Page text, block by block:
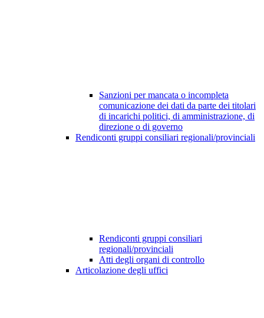
Sanzioni per mancata o incompleta
comunicazione dei dati da parte dei titolari
di incarichi politici, di amministrazione, di
direzione o di governo
Rendiconti gruppi consiliari regionali/provinciali
Rendiconti gruppi consiliari
regionali/provinciali
Atti degli organi di controllo
Articolazione degli uffici